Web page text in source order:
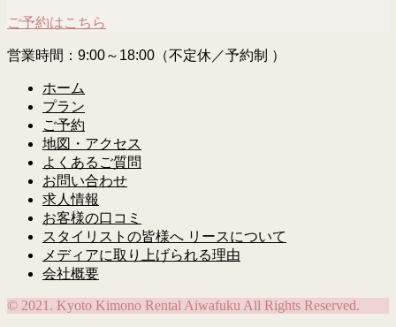
ご予約はこちら
営業時間：9:00～18:00（不定休／予約制 ）
ホーム
プラン
ご予約
地図・アクセス
よくあるご質問
お問い合わせ
求人情報
お客様の口コミ
スタイリストの皆様へ リースについて
メディアに取り上げられる理由
会社概要
© 2021. Kyoto Kimono Rental Aiwafuku All Rights Reserved.